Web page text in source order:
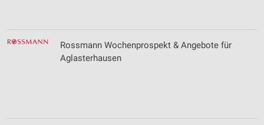
Rossmann Wochenprospekt & Angebote für
Aglasterhausen
Speichern von oder Zugriff auf Informationen
auf einem Endgerät